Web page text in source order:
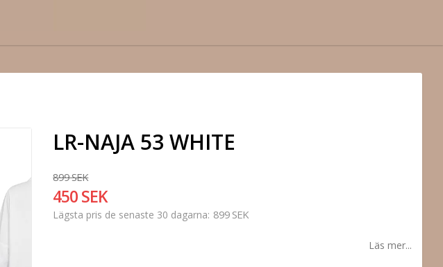
LR-NAJA 53 WHITE
899 SEK
450 SEK
Lägsta pris de senaste 30 dagarna 899 SEK
Läs mer...